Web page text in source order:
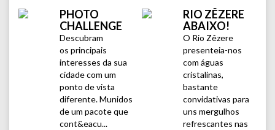
PHOTO
CHALLENGE
Descubram
os principais
interesses da sua
cidade com um
ponto de vista
diferente. Munidos
de um pacote que
cont&eacu...
RIO ZÊZERE
ABAIXO!
O Rio Zêzere
presenteia-nos
com águas
cristalinas,
bastante
convidativas para
uns mergulhos
refrescantes nas